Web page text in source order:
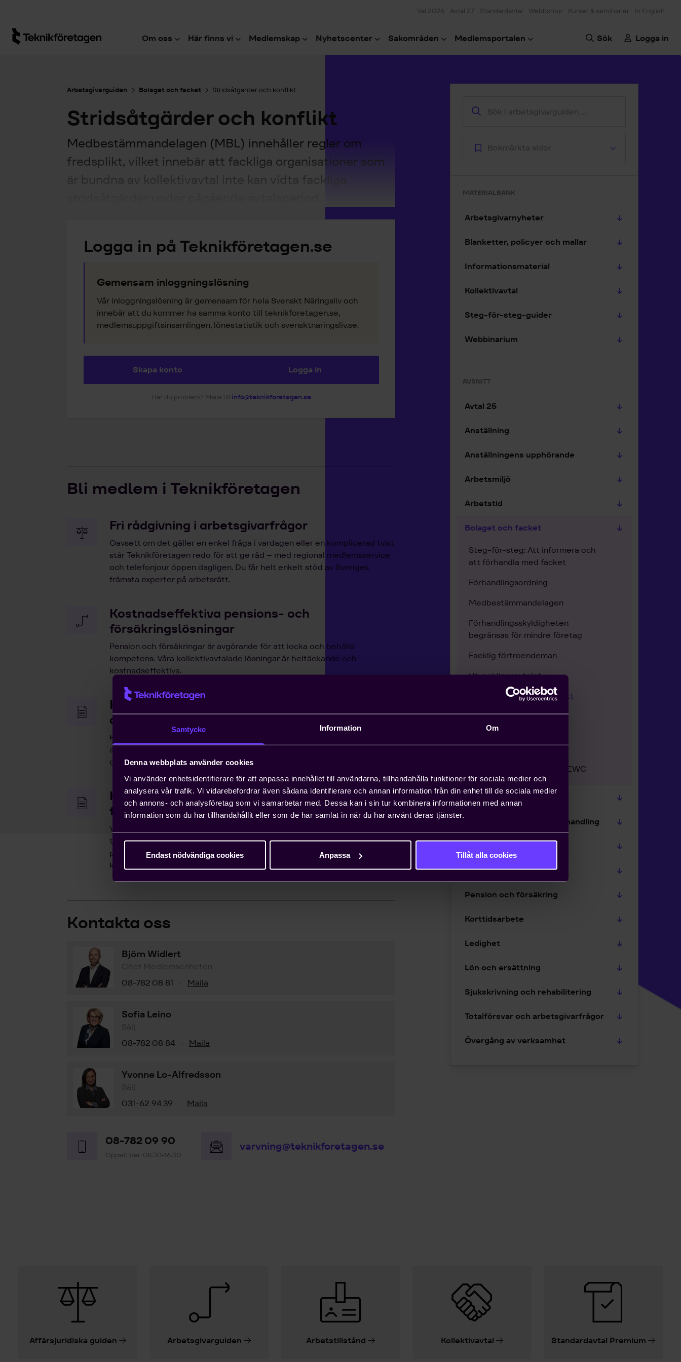
Samtycke Information Om
Denna webbplats använder cookies
Vi använder enhetsidentifierare för att anpassa innehållet till användarna, tillhandahålla funktioner för sociala medier och
analysera vår trafik. Vi vidarebefordrar även sådana identifierare och annan information från din enhet till de sociala medier
och annons- och analysföretag som vi samarbetar med. Dessa kan i sin tur kombinera informationen med annan
information som du har tillhandahållit eller som de har samlat in när du har använt deras tjänster.
Endast nödvändiga cookies Anpassa Tillåt alla cookies
Val 2026 Avtal 27 Standardavtal Webbshop Kurser & seminarier In English
Om oss Här finns vi Medlemskap Nyhetscenter Sakområden Medlemsportalen Sök Logga in
Arbetsgivarguiden Bolaget och facket Stridsåtgärder och konflikt
Stridsåtgärder och konflikt
Medbestämmandelagen (MBL) innehåller regler om
fredsplikt, vilket innebär att fackliga organisationer som
är bundna av kollektivavtal inte kan vidta fackliga
Logga in på Teknikföretagen.se
Gemensam inloggningslösning
Vår inloggningslösning är gemensam för hela Svenskt Näringsliv och
innebär att du kommer ha samma konto till teknikforetagen.se,
medlemsuppgiftsinsamlingen, lönestatistik och svensktnaringsliv.se.
Skapa konto Logga in
Har du problem? Maila till info@teknikforetagen.se
Bli medlem i Teknikföretagen
Fri rådgivning i arbetsgivarfrågor
Oavsett om det gäller en enkel fråga i vardagen eller en komplicerad tvist
står Teknikföretagen redo för att ge råd – med regional medlemsservice
och telefonjour öppen dagligen. Du får helt enkelt stöd av Sveriges
främsta experter på arbetsrätt.
Kostnadseffektiva pensions- och
försäkringslösningar
Pension och försäkringar är avgörande för att locka och behålla
kompetens. Våra kollektivavtalade lösningar är heltäckande och
kostnadseffektiva.
Hjälp med snabb handläggning av
arbetstillstånd
Kompetensförsörjning är ett växande problem för entreprenörer, och att
anställa icke-EU-medborgare kan ta upp till ett år. Teknikföretagen kan
ordna arbetstillstånd på tio dagar.
Hjälp med att driva viktiga näringspolitiska
frågor
Vi bedriver påverkans- och opinionsarbete i Sverige och EU för att ta
tillvara våra medlemmars intressen. Genom oss har du möjlighet att
påverka beslut som du som enskilt företag i vanliga fall bara får ta
konsekvenserna av.
Kontakta oss
Björn Widlert
Chef Medlemsenheten
08-782 08 81
· Maila
Sofia Leino
Sälj
08-782 08 84
· Maila
Yvonne Lo-Alfredsson
Sälj
031-62 94 39
· Maila
08-782 09 90
Öppettider: 08.30-16.30
varvning@teknikforetagen.se
Bokmärkta sidor
MATERIALBANK
Arbetsgivarnyheter
Blanketter, policyer och mallar
Informationsmaterial
Kollektivavtal
Steg-för-steg-guider
Webbinarium
AVSNITT
Avtal 25
Anställning
Anställningens upphörande
Arbetsmiljö
Arbetstid
Bolaget och facket
Steg-för-steg: Att informera och
att förhandla med facket
Förhandlingsordning
Medbestämmandelagen
Förhandlingsskyldigheten
begränsas för mindre företag
Facklig förtroendeman
Utvecklingsavtalet
Stridsåtgärder och konflikt
Styrelserepresentation
arbetsplatsen
Europeiska företagsråd / EWC
Diskriminering och likabehandling
Uthyrningslagen
Pension och försäkring
Korttidsarbete
Ledighet
Lön och ersättning
Sjukskrivning och rehabilitering
Totalförsvar och arbetsgivarfrågor
Övergång av verksamhet
Affärsjuridiska guiden Arbetsgivarguiden Arbetstillstånd Kollektivavtal Standardavtal Premium